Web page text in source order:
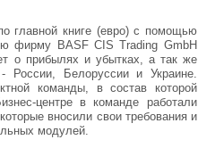
главной книге (евро) с помощью
фирму BASF CIS Trading GmbH
о прибылях и убытках, а так же
- России, Белоруссии и Украине.
команды, в состав которой
центре в команде работали
вносили свои требования и
модулей.